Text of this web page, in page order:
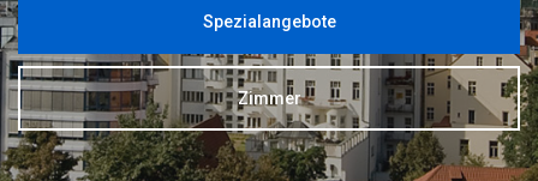
Spezialangebote
Zimmer